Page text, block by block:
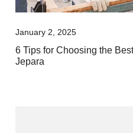
January 2, 2025
6 Tips for Choosing the
Jepara